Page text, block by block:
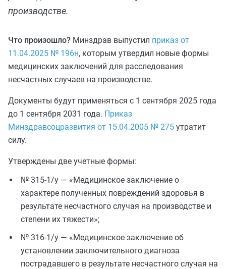
производстве.
Что произошло? Минздрав выпустил приказ от
11.04.2025 № 196н, которым утвердил новые формы
медицинских заключений для расследования
несчастных случаев на производстве.
Документы будут применяться с 1 сентября 2025 года
до 1 сентября 2031 года. Приказ
Минздравсоцразвития от 15.04.2005 № 275 утратит
силу.
Утверждены две учетные формы:
№ 315-1/у — «Медицинское заключение о
характере полученных повреждений здоровья в
результате несчастного случая на производстве и
степени их тяжести»;
№ 316-1/у — «Медицинское заключение об
установлении заключительного диагноза
пострадавшего в результате несчастного случая на